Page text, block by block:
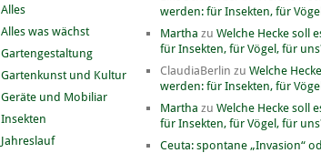
Alles
Alles was wächst
Gartengestaltung
Gartenkunst und Kultur
Geräte und Mobiliar
Insekten
Jahreslauf
werden: für Insekten, für
Martha zu Welche Hecke soll
für Insekten, für Vögel, für
ClaudiaBerlin zu Welche
werden: für Insekten, für
Martha zu Welche Hecke soll
für Insekten, für Vögel, für
Ceuta: spontane „Invasion“